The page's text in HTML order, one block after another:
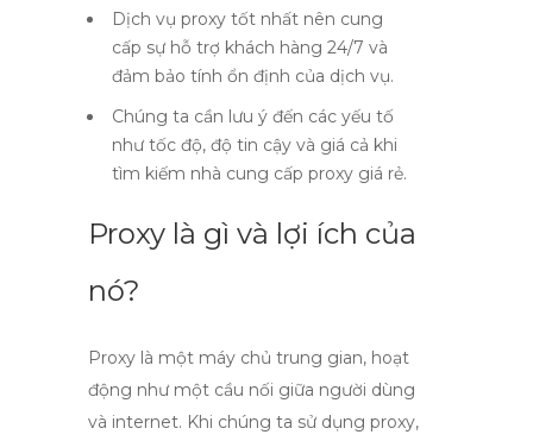
Dịch vụ proxy tốt nhất nên cung
cấp sự hỗ trợ khách hàng 24/7 và
đảm bảo tính ổn định của dịch vụ.
Chúng ta cần lưu ý đến các yếu tố
như tốc độ, độ tin cậy và giá cả khi
tìm kiếm nhà cung cấp proxy giá rẻ.
Proxy là gì và lợi ích của
nó?
Proxy là một máy chủ trung gian, hoạt
động như một cầu nối giữa người dùng
và internet. Khi chúng ta sử dụng proxy,